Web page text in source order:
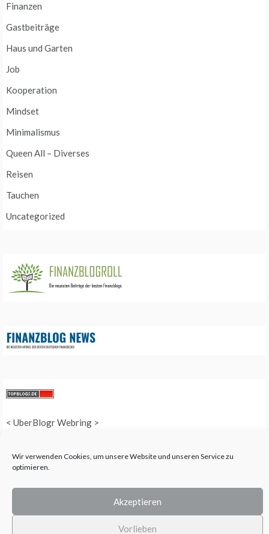
Wir verwenden Cookies, um unsere Website und unseren Service zu
optimieren.
Akzeptieren
Vorlieben
Finanzen
Gastbeiträge
Haus und Garten
Job
Kooperation
Mindset
Minimalismus
Queen All – Diverses
Reisen
Tauchen
Uncategorized
< UberBlogr Webring >
COPYRIGHT © 2025 QUEEN-ALL - ALL RIGHTS RESERVED. THEME: PROMOS
TEMPLATE SELL